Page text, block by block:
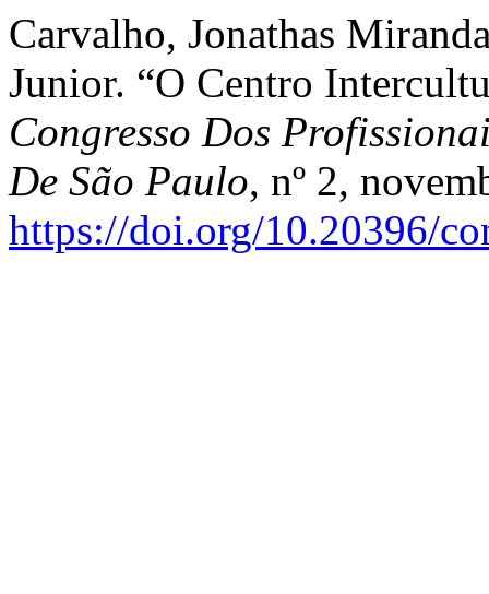
Carvalho, Jonathas
Junior. “O Centro
Congresso Dos
De São Paulo, nº 2,
https://doi.org/10.20396/